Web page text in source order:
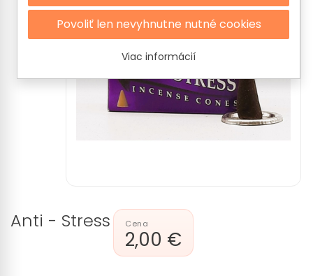
Anti - Stress
2,00 €
Povoliť len nevyhnutne nutné cookies
Viac informácií